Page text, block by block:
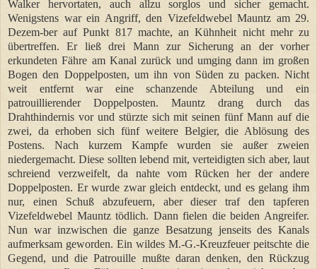
Walker hervortaten, auch allzu sorglos und sicher gemacht.
Wenigstens war ein Angriff, den Vizefeldwebel Mauntz am 29.
Dezem-ber auf Punkt 817 machte, an Kühnheit nicht mehr zu
übertreffen. Er ließ drei Mann zur Sicherung an der vorher
erkundeten Fähre am Kanal zurück und umging dann im großen
Bogen den Doppelposten, um ihn von Süden zu packen. Nicht
weit entfernt war eine schanzende Abteilung und ein
patrouillierender Doppelposten. Mauntz drang durch das
Drahthindernis vor und stürzte sich mit seinen fünf Mann auf die
zwei, da erhoben sich fünf weitere Belgier, die Ablösung des
Postens. Nach kurzem Kampfe wurden sie außer zweien
niedergemacht. Diese sollten lebend mit, verteidigten sich aber, laut
schreiend verzweifelt, da nahte vom Rücken her der andere
Doppelposten. Er wurde zwar gleich entdeckt, und es gelang ihm
nur, einen Schuß abzufeuern, aber dieser traf den tapferen
Vizefeldwebel Mauntz tödlich. Dann fielen die beiden Angreifer.
Nun war inzwischen die ganze Besatzung jenseits des Kanals
aufmerksam geworden. Ein wildes M.-G.-Kreuzfeuer peitschte die
Gegend, und die Patrouille mußte daran denken, den Rückzug